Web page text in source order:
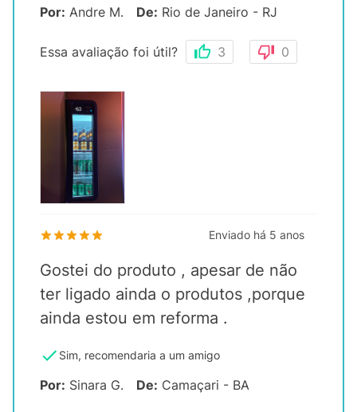
Por: Andre M. De: Rio de Janeiro - RJ
Essa avaliação foi útil? 3 0
Enviado há 5 anos
Gostei do produto , apesar de não
ter ligado ainda o produtos ,porque
ainda estou em reforma .
Sim, recomendaria a um amigo
Por: Sinara G. De: Camaçari - BA